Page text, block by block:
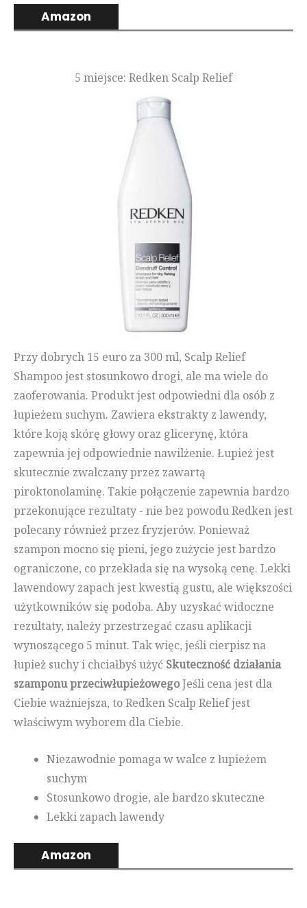
Amazon
5 miejsce: Redken Scalp Relief
Przy dobrych 15 euro za 300 ml, Scalp Relief
Shampoo jest stosunkowo drogi, ale ma wiele do
zaoferowania. Produkt jest odpowiedni dla osób z
łupieżem suchym. Zawiera ekstrakty z lawendy,
które koją skórę głowy oraz glicerynę, która
zapewnia jej odpowiednie nawilżenie. Łupież jest
skutecznie zwalczany przez zawartą
piroktonolaminę. Takie połączenie zapewnia bardzo
przekonujące rezultaty - nie bez powodu Redken jest
polecany również przez fryzjerów. Ponieważ
szampon mocno się pieni, jego zużycie jest bardzo
ograniczone, co przekłada się na wysoką cenę. Lekki
lawendowy zapach jest kwestią gustu, ale większości
użytkowników się podoba. Aby uzyskać widoczne
rezultaty, należy przestrzegać czasu aplikacji
wynoszącego 5 minut. Tak więc, jeśli cierpisz na
łupież suchy i chciałbyś użyć Skuteczność działania
szamponu przeciwłupieżowegoJeśli cena jest dla
Ciebie ważniejsza, to Redken Scalp Relief jest
właściwym wyborem dla Ciebie.
Niezawodnie pomaga w walce z łupieżem
suchym
Stosunkowo drogie, ale bardzo skuteczne
Lekki zapach lawendy
Amazon